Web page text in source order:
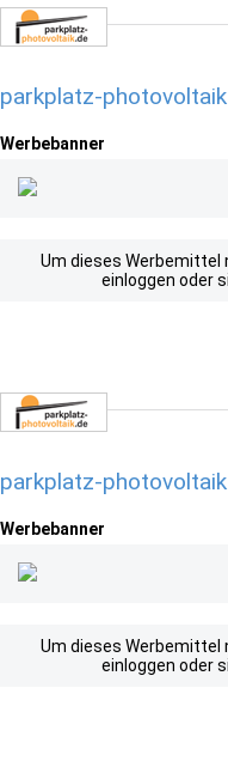
parkplatz-
Werbebanner
Um dieses Werbemittel
einloggen oder
parkplatz-
Werbebanner
Um dieses Werbemittel
einloggen oder